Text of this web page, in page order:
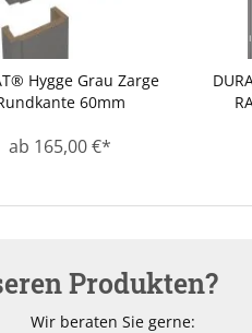
Hygge Grau Zarge
60mm
ab 165,00 €*
Produkten?
Wir beraten Sie gerne: